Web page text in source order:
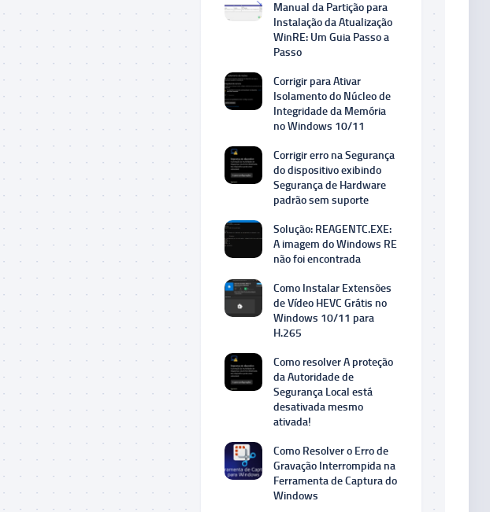
Manual da Partição para
Instalação da Atualização
WinRE: Um Guia Passo a
Passo
Corrigir para Ativar
Isolamento do Núcleo de
Integridade da Memória
no Windows 10/11
Corrigir erro na Segurança
do dispositivo exibindo
Segurança de Hardware
padrão sem suporte
Solução: REAGENTC.EXE:
A imagem do Windows RE
não foi encontrada
Como Instalar Extensões
de Vídeo HEVC Grátis no
Windows 10/11 para
H.265
Como resolver A proteção
da Autoridade de
Segurança Local está
desativada mesmo
ativada!
Como Resolver o Erro de
Gravação Interrompida na
Ferramenta de Captura do
Windows